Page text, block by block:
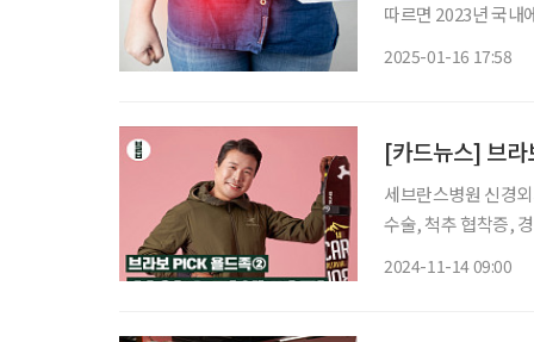
따르면 2023년 국내
2025-01-16 17:58
[카드뉴스] 브
세브란스병원 신경
수술, 척추 협착증,
2024-11-14 09:00